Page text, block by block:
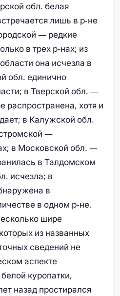
обл. белая
лишь в р-не
— редкие
в трех р-нах; из
она исчезла в
обл. единично
в Тверской обл. —
распространена, хотя и
в Калужской обл.
—
в Московской обл. —
в Талдомском
исчезла; в
в
в одном р-не.
шире
из названных
сведений не
аспекте
куропатки,
назад простирался